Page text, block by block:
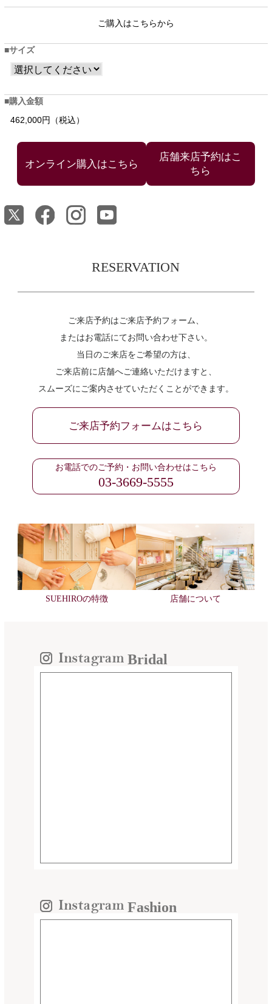
ご購入はこちらから
サイズ
購入金額
462,000円（税込）
店舗来店予約はこ
ちら
RESERVATION
ご来店予約はご来店予約フォーム、
またはお電話にてお問い合わせ下さい。
当日のご来店をご希望の方は、
ご来店前に店舗へご連絡いただけますと、
スムーズにご案内させていただくことができます。
ご来店予約フォームはこちら
お電話でのご予約・お問い合わせはこちら
03-3669-5555
SUEHIROの特徴 店舗について
Bridal
Fashion